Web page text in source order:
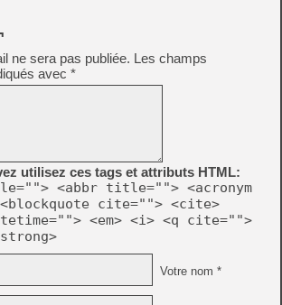
ne sera pas publiée. Les champs
avec *
utilisez ces tags et attributs HTML:
<abbr title=""> <acronym
cite=""> <cite>
<em> <i> <q cite="">
Votre nom *